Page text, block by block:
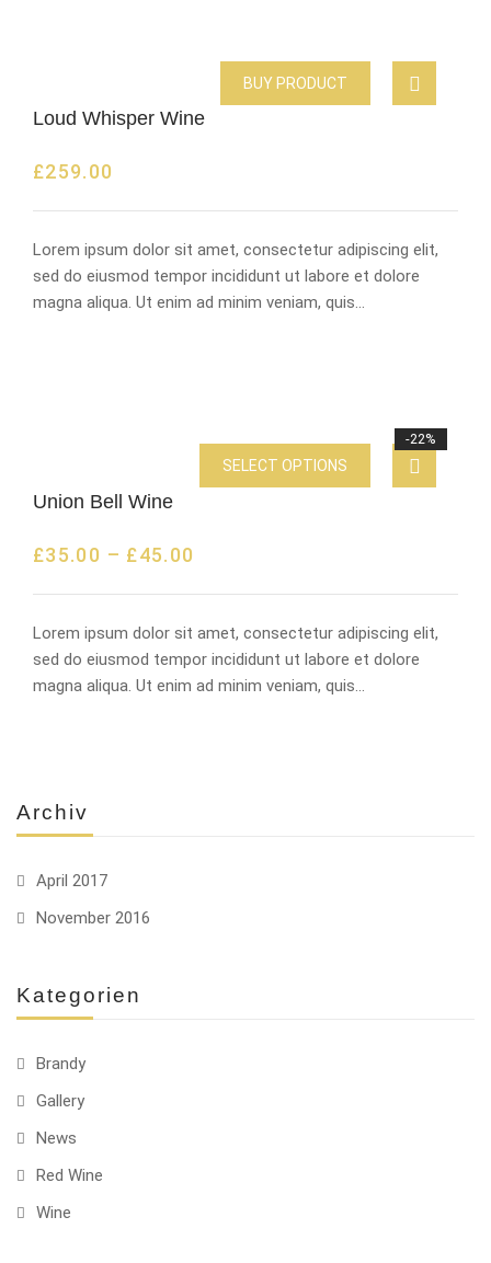
Archiv
April 2017
November 2016
Kategorien
Brandy
Gallery
News
Red Wine
Wine
Loud Whisper Wine
£259.00
BUY PRODUCT
Lorem ipsum dolor sit amet, consectetur adipiscing elit,
sed do eiusmod tempor incididunt ut labore et dolore
magna aliqua. Ut enim ad minim veniam, quis…
-22%
Union Bell Wine
£35.00 – £45.00
SELECT OPTIONS
Lorem ipsum dolor sit amet, consectetur adipiscing elit,
sed do eiusmod tempor incididunt ut labore et dolore
magna aliqua. Ut enim ad minim veniam, quis…